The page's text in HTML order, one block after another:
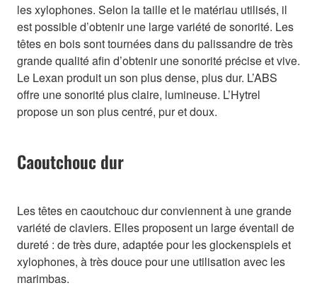
les xylophones. Selon la taille et le matériau utilisés, il
est possible d’obtenir une large variété de sonorité. Les
têtes en bois sont tournées dans du palissandre de très
grande qualité afin d’obtenir une sonorité précise et vive.
Le Lexan produit un son plus dense, plus dur. L’ABS
offre une sonorité plus claire, lumineuse. L’Hytrel
propose un son plus centré, pur et doux.
Caoutchouc dur
Les têtes en caoutchouc dur conviennent à une grande
variété de claviers. Elles proposent un large éventail de
dureté : de très dure, adaptée pour les glockenspiels et
xylophones, à très douce pour une utilisation avec les
marimbas.